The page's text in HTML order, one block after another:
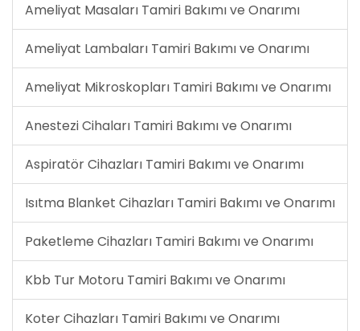
Ameliyat Masaları Tamiri Bakımı ve Onarımı
Ameliyat Lambaları Tamiri Bakımı ve Onarımı
Ameliyat Mikroskopları Tamiri Bakımı ve Onarımı
Anestezi Cihaları Tamiri Bakımı ve Onarımı
Aspiratör Cihazları Tamiri Bakımı ve Onarımı
Isıtma Blanket Cihazları Tamiri Bakımı ve Onarımı
Paketleme Cihazları Tamiri Bakımı ve Onarımı
Kbb Tur Motoru Tamiri Bakımı ve Onarımı
Koter Cihazları Tamiri Bakımı ve Onarımı